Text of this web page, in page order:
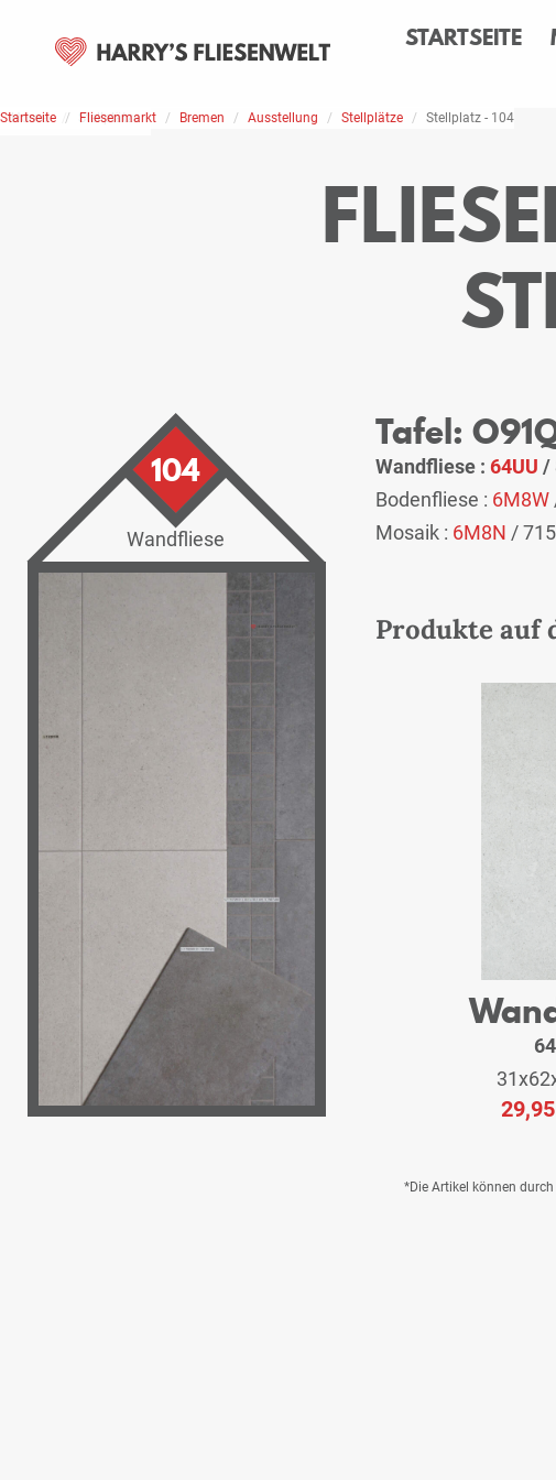
STARTSEITE
Home Stellplätze
Startseite Fliesenmarkt Bremen Ausstellung Stellplätze Stellplatz - 104
104
Wandfliese
Tafel:
Wandfliese : 64UU /
Bodenfliese : 6M8W
Mosaik : 6M8N /
Produkte auf
*Die Artikel können